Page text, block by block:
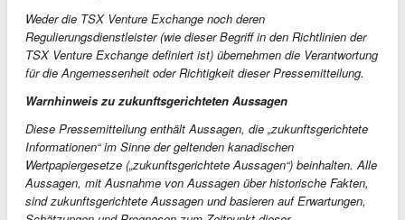
Weder die TSX Venture Exchange noch deren
Regulierungsdienstleister (wie dieser Begriff in den Richtlinien der
TSX Venture Exchange definiert ist) übernehmen die Verantwortung
für die Angemessenheit oder Richtigkeit dieser Pressemitteilung.
Warnhinweis zu zukunftsgerichteten Aussagen
Diese Pressemitteilung enthält Aussagen, die „zukunftsgerichtete
Informationen“ im Sinne der geltenden kanadischen
Wertpapiergesetze („zukunftsgerichtete Aussagen“) beinhalten. Alle
Aussagen, mit Ausnahme von Aussagen über historische Fakten,
sind zukunftsgerichtete Aussagen und basieren auf Erwartungen,